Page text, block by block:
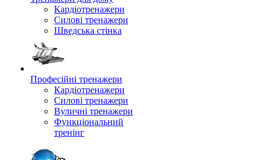
Кардіотренажери
Силові тренажери
Шведська стінка
Професійні тренажери
Кардіотренажери
Силові тренажери
Вуличні тренажери
Функціональний
тренінг